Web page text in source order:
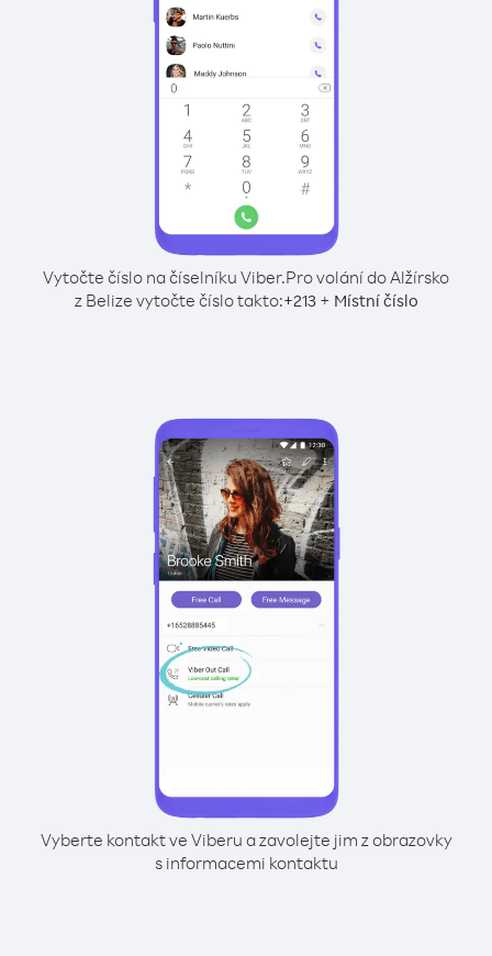
Vytočte číslo na číselníku Viber.Pro volání do Alžírsko
z Belize vytočte číslo takto:+213+ Místní číslo
Vyberte kontakt ve Viberu a zavolejte jim z obrazovky
s informacemi kontaktu